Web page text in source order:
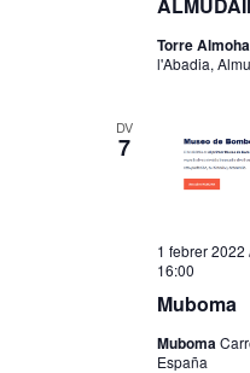
Torre
l'Abadia,
DV
7
Muboma
1 febrer 2022
16:00
Muboma
España